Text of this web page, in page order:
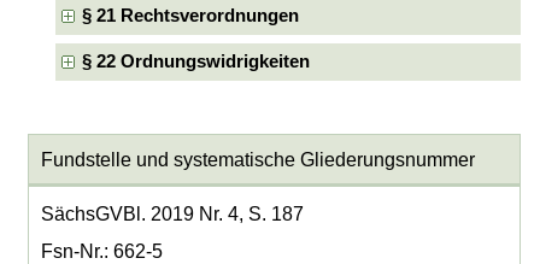
§ 21 Rechtsverordnungen
§ 22 Ordnungswidrigkeiten
Fundstelle und systematische Gliederungsnummer
SächsGVBl. 2019 Nr. 4, S. 187
Fsn-Nr.: 662-5